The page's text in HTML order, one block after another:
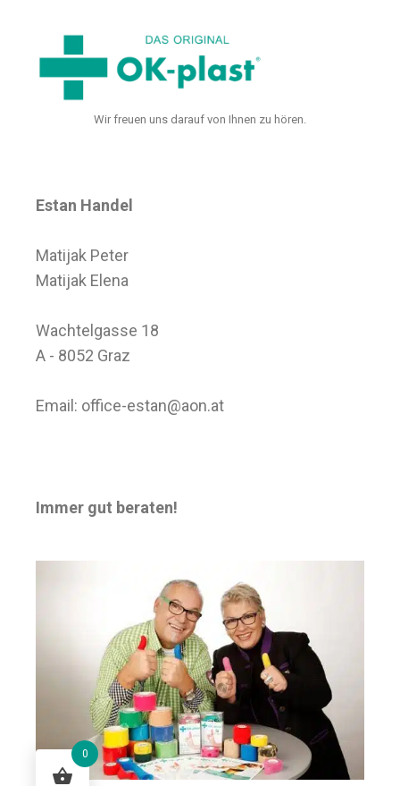
Wir freuen uns darauf von Ihnen zu hören.
Estan Handel
Matijak Peter
Matijak Elena
Wachtelgasse 18
A - 8052 Graz
Email: office-estan@aon.at
Immer gut beraten!
0